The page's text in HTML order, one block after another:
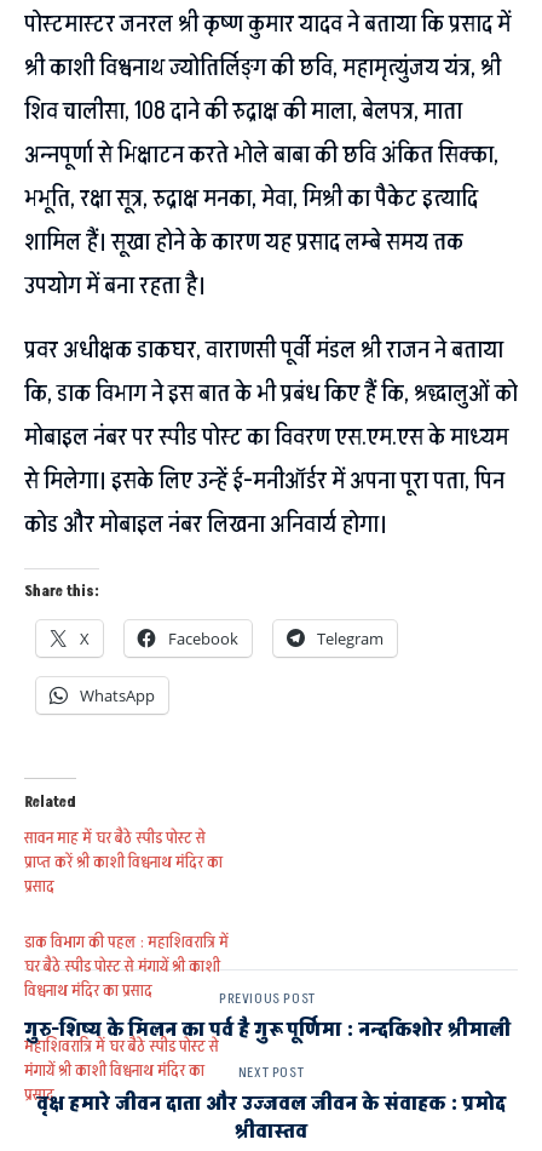
पोस्टमास्टर जनरल श्री कृष्ण कुमार यादव ने बताया कि प्रसाद में
श्री काशी विश्वनाथ ज्योतिर्लिङ्ग की छवि, महामृत्युंजय यंत्र, श्री
शिव चालीसा, 108 दाने की रुद्राक्ष की माला, बेलपत्र, माता
अन्नपूर्णा से भिक्षाटन करते भोले बाबा की छवि अंकित सिक्का,
भभूति, रक्षा सूत्र, रुद्राक्ष मनका, मेवा, मिश्री का पैकेट इत्यादि
शामिल हैं। सूखा होने के कारण यह प्रसाद लम्बे समय तक
उपयोग में बना रहता है।
प्रवर अधीक्षक डाकघर, वाराणसी पूर्वी मंडल श्री राजन ने बताया
कि, डाक विभाग ने इस बात के भी प्रबंध किए हैं कि, श्रद्धालुओं को
मोबाइल नंबर पर स्पीड पोस्ट का विवरण एस.एम.एस के माध्यम
से मिलेगा। इसके लिए उन्हें ई-मनीऑर्डर में अपना पूरा पता, पिन
कोड और मोबाइल नंबर लिखना अनिवार्य होगा।
Share this:
X Facebook Telegram
WhatsApp
Related
सावन माह में घर बैठे स्पीड पोस्ट से
प्राप्त करें श्री काशी विश्वनाथ मंदिर का
प्रसाद
डाक विभाग की पहल : महाशिवरात्रि में
घर बैठे स्पीड पोस्ट से मंगायें श्री काशी
विश्वनाथ मंदिर का प्रसाद
महाशिवरात्रि में घर बैठे स्पीड पोस्ट से
मंगायें श्री काशी विश्वनाथ मंदिर का
प्रसाद
PREVIOUS POST
गुरु-शिष्य के मिलन का पर्व है गुरू पूर्णिमा : नन्दकिशोर श्रीमाली
NEXT POST
वृक्ष हमारे जीवन दाता और उज्जवल जीवन के संवाहक : प्रमोद
श्रीवास्तव